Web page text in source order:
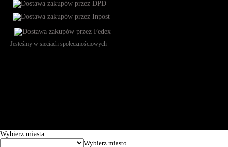
Jesteśmy w sieciach społecznościowych
Wybierz miasta